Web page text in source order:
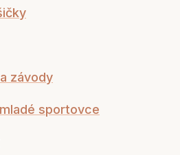
závody
sportovce